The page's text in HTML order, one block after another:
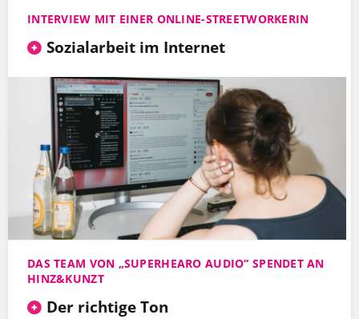
INTERVIEW MIT EINER ONLINE-STREETWORKERIN
Sozialarbeit im Internet
DAS TEAM VON „SUPERHEARO AUDIO“ SPENDET AN
HINZ&KUNZT
Der richtige Ton